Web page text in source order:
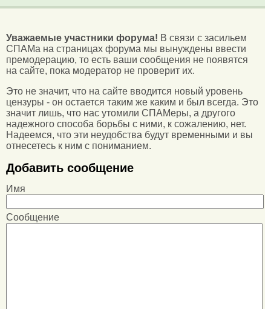
Уважаемые участники форума! В связи с засильем
СПАМа на страницах форума мы вынуждены ввести
премодерацию, то есть ваши сообщения не появятся
на сайте, пока модератор не проверит их.
Это не значит, что на сайте вводится новый уровень
цензуры - он остается таким же каким и был всегда. Это
значит лишь, что нас утомили СПАМеры, а другого
надежного способа борьбы с ними, к сожалению, нет.
Надеемся, что эти неудобства будут временными и вы
отнесетесь к ним с пониманием.
Добавить сообщение
Имя
Сообщение